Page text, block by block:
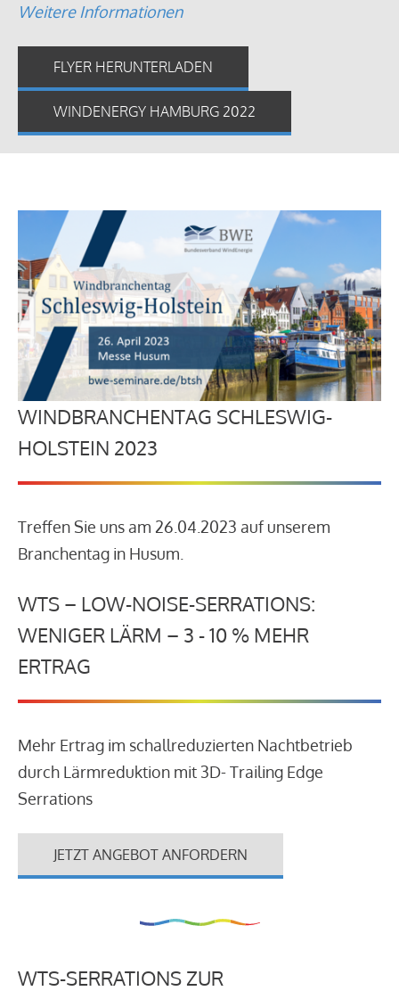
Weitere Informationen
FLYER HERUNTERLADEN
WINDENERGY HAMBURG 2022
WINDBRANCHENTAG SCHLESWIG-
HOLSTEIN 2023
Treffen Sie uns am 26.04.2023 auf unserem
Branchentag in Husum.
WTS – LOW-NOISE-SERRATIONS:
WENIGER LÄRM – 3 - 10 % MEHR
ERTRAG
Mehr Ertrag im schallreduzierten Nachtbetrieb
durch Lärmreduktion mit 3D- Trailing Edge
Serrations
JETZT ANGEBOT ANFORDERN
WTS-SERRATIONS ZUR